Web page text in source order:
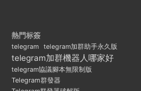
熱門标簽
telegram telegram加群助手永久版
telegram加群機器人哪家好
telegram協議腳本無限制版
Telegram群發器